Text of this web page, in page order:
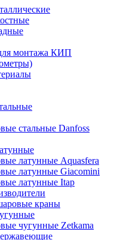
монтажа КИП
стальные Danfoss
латунные Aquasfera
латунные Giacomini
латунные Itap
краны
чугунные Zetkama